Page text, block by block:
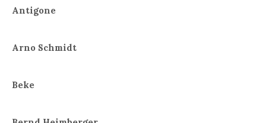
Antigone
Arno Schmidt
Beke